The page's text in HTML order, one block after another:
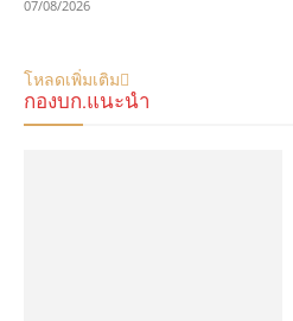
07/08/2026
โหลดเพิ่มเติม
กองบก.แนะนำ